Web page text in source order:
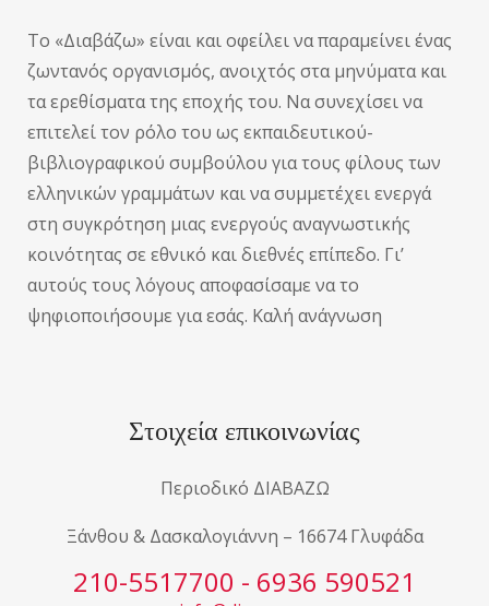
Το «Διαβάζω» είναι και οφείλει να παραμείνει ένας
ζωντανός οργανισμός, ανοιχτός στα μηνύματα και
τα ερεθίσματα της εποχής του. Να συνεχίσει να
επιτελεί τον ρόλο του ως εκπαιδευτικού-
βιβλιογραφικού συμβούλου για τους φίλους των
ελληνικών γραμμάτων και να συμμετέχει ενεργά
στη συγκρότηση μιας ενεργούς αναγνωστικής
κοινότητας σε εθνικό και διεθνές επίπεδο. Γι’
αυτούς τους λόγους αποφασίσαμε να το
ψηφιοποιήσουμε για εσάς. Καλή ανάγνωση
Στοιχεία επικοινωνίας
Περιοδικό ΔΙΑΒΑΖΩ
Ξάνθου & Δασκαλογιάννη – 16674 Γλυφάδα
210-5517700 - 6936 590521